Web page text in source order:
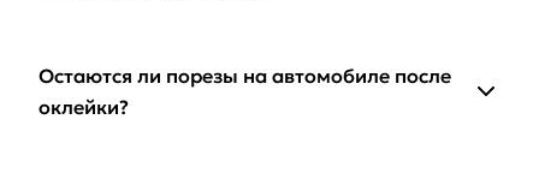
Остаются ли порезы на автомобиле после
оклейки?